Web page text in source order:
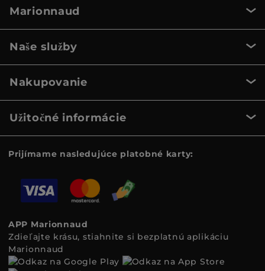
Marionnaud
Naše služby
Nakupovanie
Užitočné informácie
Prijímame nasledujúce platobné karty:
APP Marionnaud
Zdieľajte krásu, stiahnite si bezplatnú aplikáciu
Marionnaud